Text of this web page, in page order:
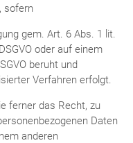
sofern
gem. Art. 6 Abs. 1 lit.
oder auf einem
beruht und
Verfahren erfolgt.
ferner das Recht, zu
Daten
anderen